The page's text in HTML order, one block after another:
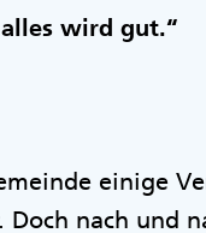
wird gut.“
einige
nach und